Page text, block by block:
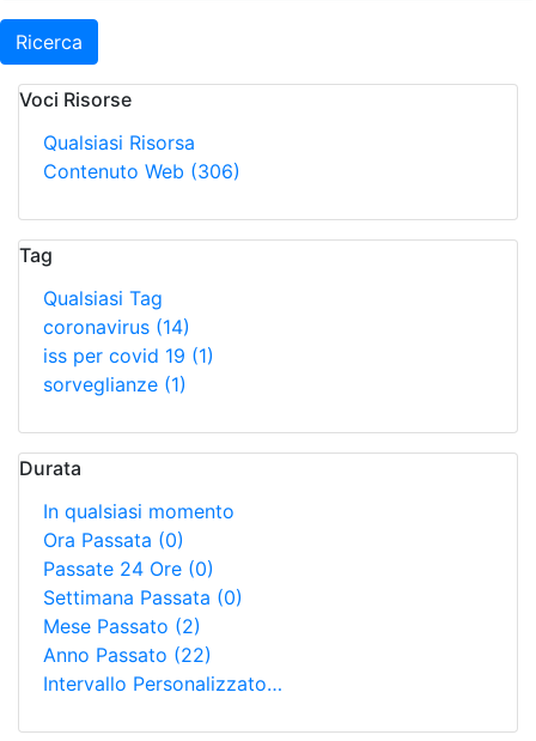
Ricerca
Voci Risorse
Qualsiasi Risorsa
Contenuto Web (306)
Tag
Qualsiasi Tag
coronavirus (14)
iss per covid 19 (1)
sorveglianze (1)
Durata
In qualsiasi momento
Ora Passata (0)
Passate 24 Ore (0)
Settimana Passata (0)
Mese Passato (2)
Anno Passato (22)
Intervallo Personalizzato…